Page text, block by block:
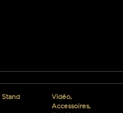
Stand
Vidéo,
Accessoires,